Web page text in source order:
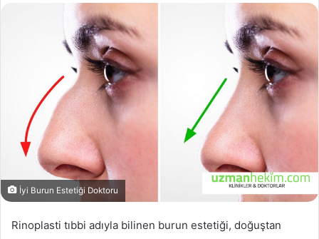
İyi Burun Estetiği Doktoru
Rinoplasti tıbbi adıyla bilinen burun estetiği, doğuştan